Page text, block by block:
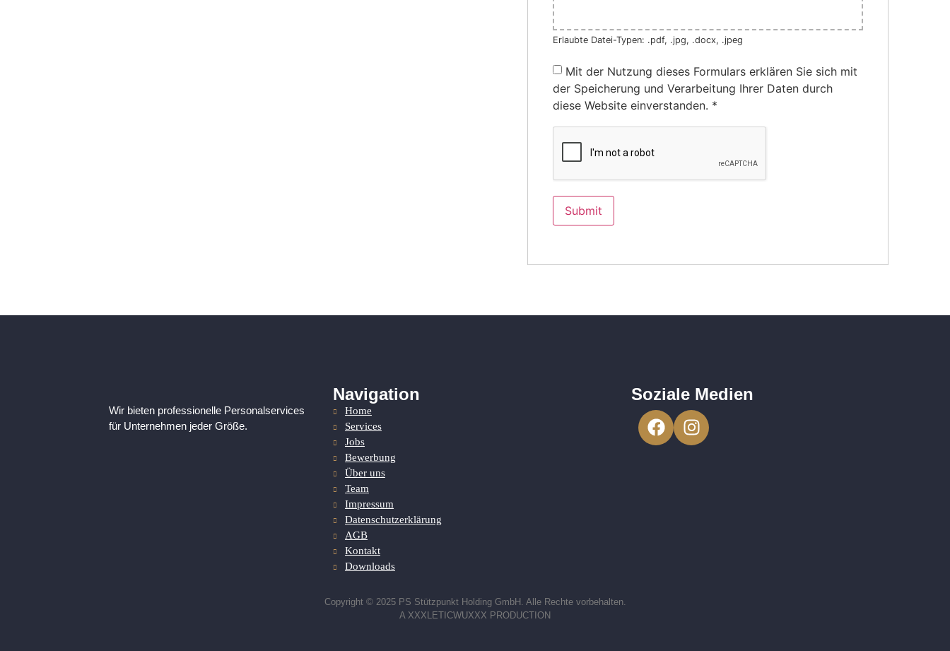
Erlaubte Datei-Typen: .pdf, .jpg, .docx, .jpeg
Mit der Nutzung dieses Formulars erklären Sie sich mit
der Speicherung und Verarbeitung Ihrer Daten durch
diese Website einverstanden. *
Wir bieten professionelle Personalservices
für Unternehmen jeder Größe.
Navigation
Home
Services
Jobs
Bewerbung
Über uns
Team
Impressum
Datenschutzerklärung
AGB
Kontakt
Downloads
Soziale Medien
Copyright © 2025 PS Stützpunkt Holding GmbH. Alle Rechte vorbehalten.
A XXXLETICWUXXX PRODUCTION